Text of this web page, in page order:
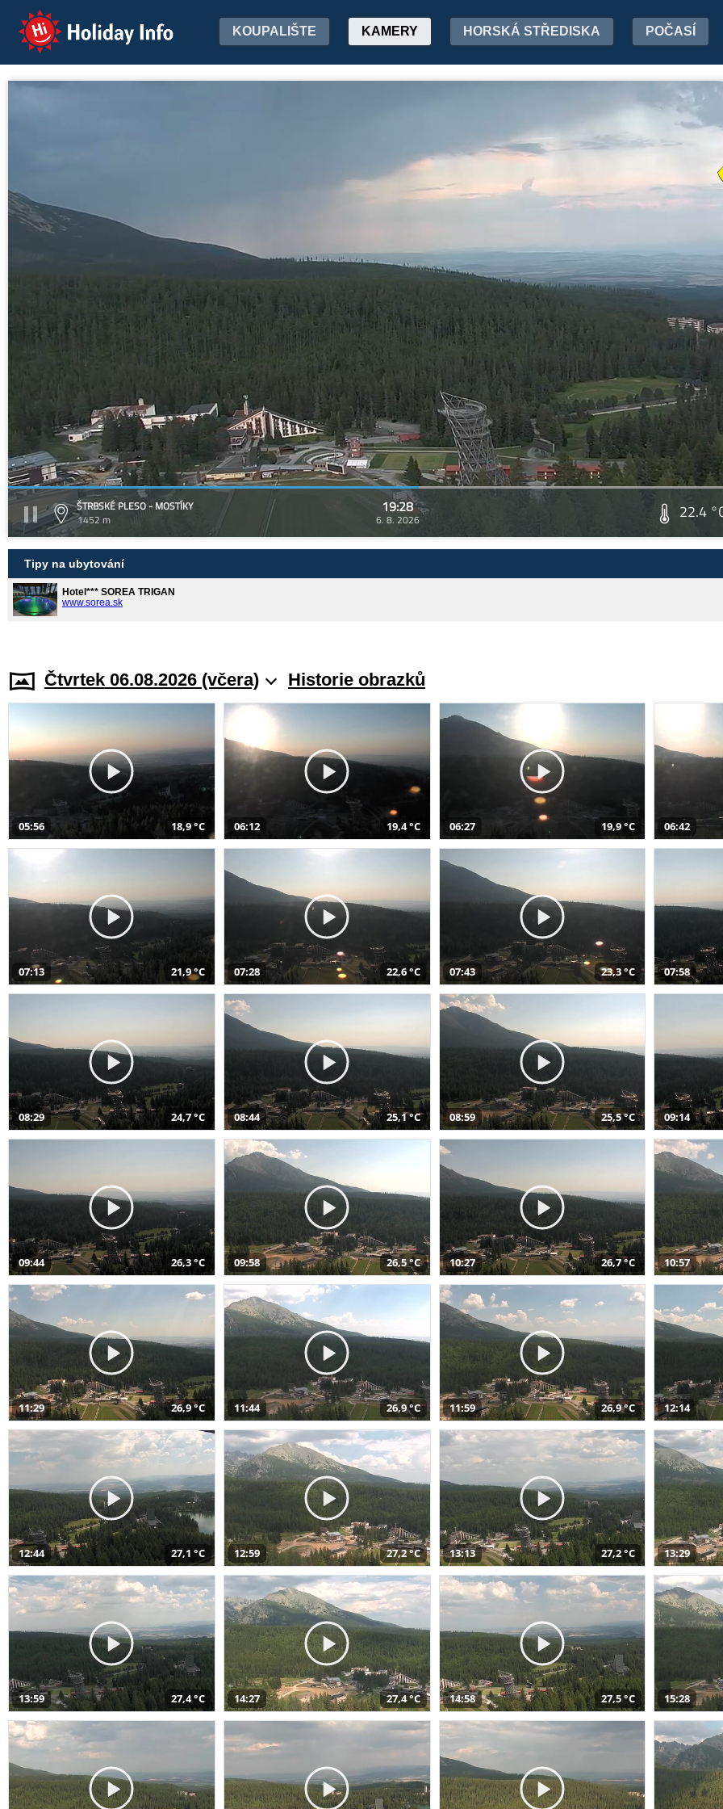
Holiday Info KOUPALIŠTE KAMERY HORSKÁ STŘEDISKA POČASÍ
ŠTRBSKÉ PLESO - MOSTÍKY
1452 m
19:28
6. 8. 2026 22.4
Tipy na ubytování
Hotel*** SOREA TRIGAN
www.sorea.sk
Čtvrtek 06.08.2026 (včera) Historie obrazků
05:56 18,9 °C 06:12 19,4 °C 06:27 19,9 °C 06:42
07:13 21,9 °C 07:28 22,6 °C 07:43 23,3 °C 07:58
08:29 24,7 °C 08:44 25,1 °C 08:59 25,5 °C 09:14
09:44 26,3 °C 09:58 26,5 °C 10:27 26,7 °C 10:57
11:29 26,9 °C 11:44 26,9 °C 11:59 26,9 °C 12:14
12:44 27,1 °C 12:59 27,2 °C 13:13 27,2 °C 13:29
13:59 27,4 °C 14:27 27,4 °C 14:58 27,5 °C 15:28